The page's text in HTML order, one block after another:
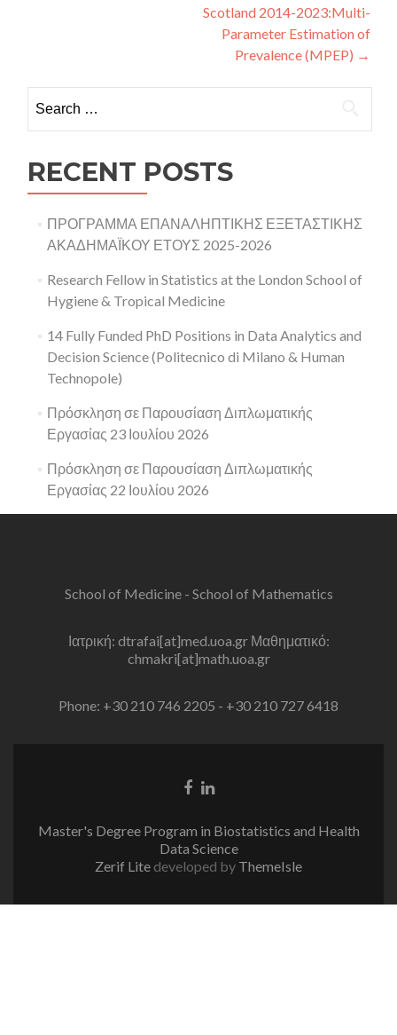
Scotland 2014-2023:Multi-
Parameter Estimation of
Prevalence (MPEP) →
RECENT POSTS
ΠΡΟΓΡΑΜΜΑ ΕΠΑΝΑΛΗΠΤΙΚΗΣ ΕΞΕΤΑΣΤΙΚΗΣ
ΑΚΑΔΗΜΑΪΚΟΥ ΕΤΟΥΣ 2025-2026
Research Fellow in Statistics at the London School of
Hygiene & Tropical Medicine
14 Fully Funded PhD Positions in Data Analytics and
Decision Science (Politecnico di Milano & Human
Technopole)
Πρόσκληση σε Παρουσίαση Διπλωματικής
Εργασίας 23 Ιουλίου 2026
Πρόσκληση σε Παρουσίαση Διπλωματικής
Εργασίας 22 Ιουλίου 2026
School of Medicine - School of Mathematics
Ιατρική: dtrafai[at]med.uoa.gr Μαθηματικό:
chmakri[at]math.uoa.gr
Phone: +30 210 746 2205 - +30 210 727 6418
Facebook
Linkedin
Master's Degree Program in Biostatistics and Health
Data Science
Zerif Lite developed by ThemeIsle